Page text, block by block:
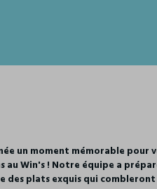
un moment mémorable pour
au Win's ! Notre équipe a
plats exquis qui combleront